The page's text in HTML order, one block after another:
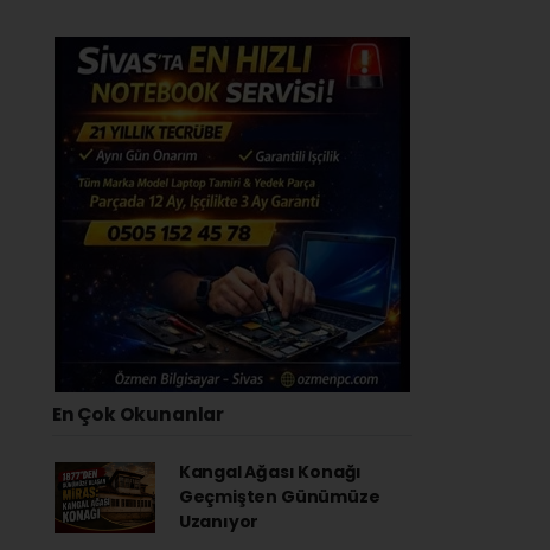
En Çok Okunanlar
Kangal Ağası Konağı
Geçmişten Günümüze
Uzanıyor